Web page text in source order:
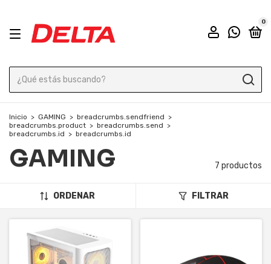
0
Inicio > GAMING > breadcrumbs.sendfriend >
breadcrumbs.product > breadcrumbs.send >
breadcrumbs.id > breadcrumbs.id
GAMING 7 productos
ORDENAR FILTRAR